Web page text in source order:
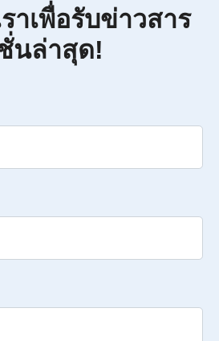
าเพื่อรับข่าวสาร
นล่าสุด!